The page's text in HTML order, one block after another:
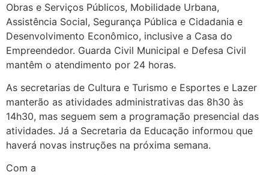
Obras e Serviços Públicos, Mobilidade Urbana,
Assistência Social, Segurança Pública e Cidadania e
Desenvolvimento Econômico, inclusive a Casa do
Empreendedor. Guarda Civil Municipal e Defesa Civil
mantêm o atendimento por 24 horas.
As secretarias de Cultura e Turismo e Esportes e Lazer
manterão as atividades administrativas das 8h30 às
14h30, mas seguem sem a programação presencial das
atividades. Já a Secretaria da Educação informou que
haverá novas instruções na próxima semana.
Com a